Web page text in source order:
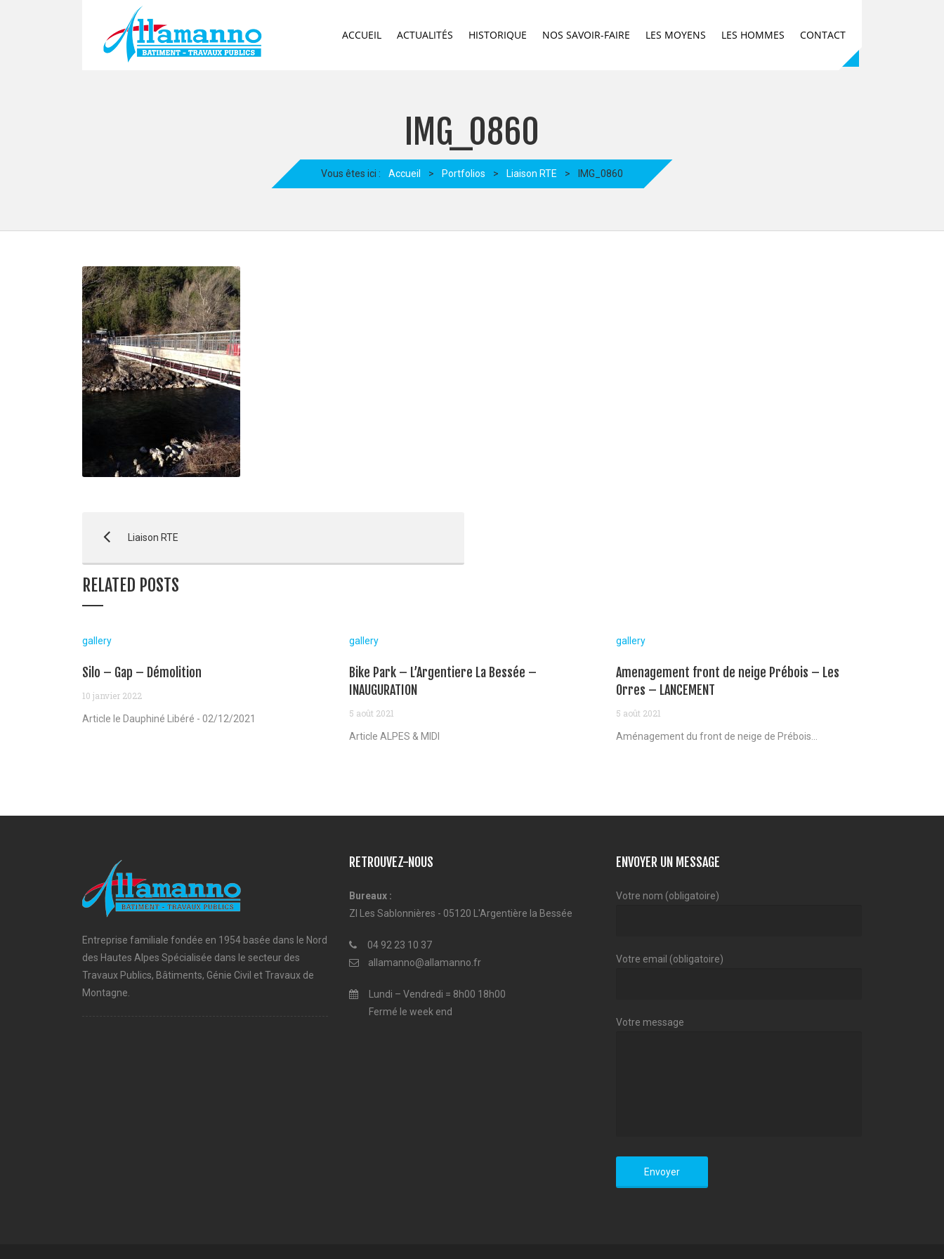
ACCUEIL ACTUALITÉS HISTORIQUE NOS SAVOIR-FAIRE LES MOYENS LES HOMMES CONTACT
IMG_0860
Vous êtes ici : Accueil > Portfolios > Liaison RTE > IMG_0860
Liaison RTE
RELATED POSTS
gallery
Silo – Gap – Démolition
10 janvier 2022
Article le Dauphiné Libéré - 02/12/2021
gallery
Bike Park – L’Argentiere La Bessée –
INAUGURATION
5 août 2021
Article ALPES & MIDI
gallery
Amenagement front de neige Prébois – Les
Orres – LANCEMENT
5 août 2021
Aménagement du front de neige de Prébois...
Entreprise familiale fondée en 1954 basée dans le Nord
des Hautes Alpes Spécialisée dans le secteur des
Travaux Publics, Bâtiments, Génie Civil et Travaux de
Montagne.
RETROUVEZ-NOUS
Bureaux :
ZI Les Sablonnières - 05120 L'Argentière la Bessée
04 92 23 10 37
allamanno@allamanno.fr
Lundi – Vendredi = 8h00 18h00
Fermé le week end
ENVOYER UN MESSAGE
Votre nom (obligatoire)
Votre email (obligatoire)
Votre message